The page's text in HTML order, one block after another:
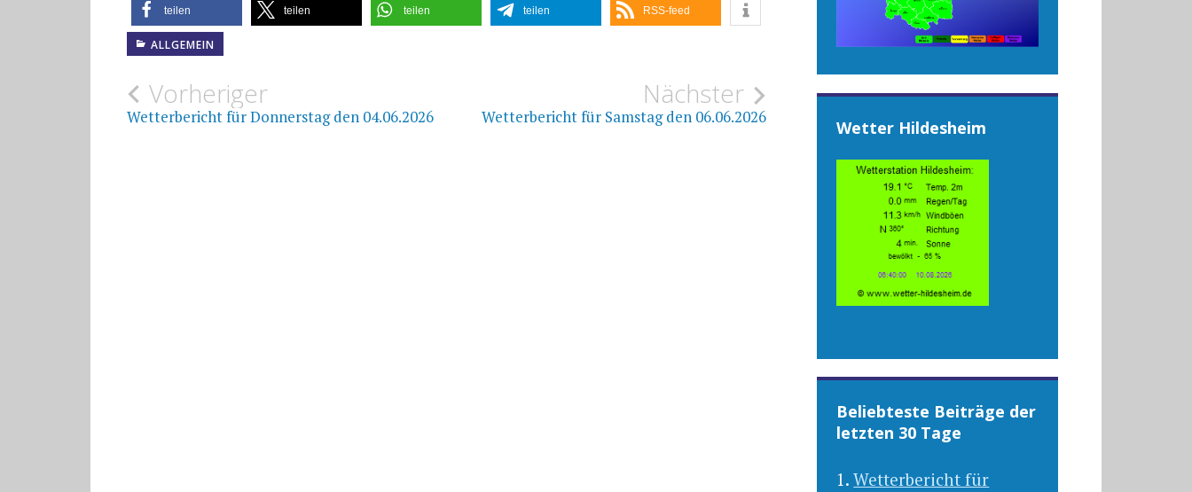
teilen teilen teilen teilen RSS-feed
ALLGEMEIN
Beitragsnavigation
Vorheriger
Wetterbericht für Donnerstag den 04.06.2026
Nächster
Wetterbericht für Samstag den 06.06.2026
Wetter Hildesheim
Beliebteste Beiträge der
letzten 30 Tage
Wetterbericht für